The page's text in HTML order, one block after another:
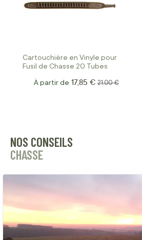
Cartouchière en Vinyle pour
Fusil de Chasse 20 Tubes
À partir de 17,85 € Prix normal
21,00 €
NOS CONSEILS
CHASSE